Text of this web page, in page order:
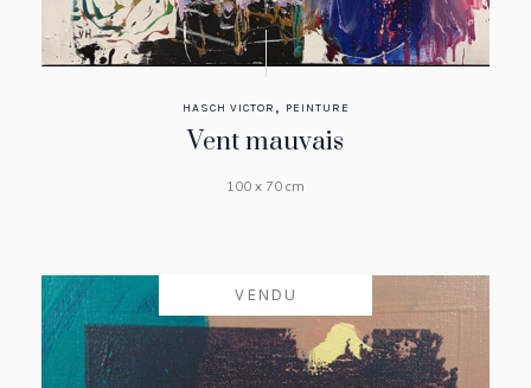
HASCH VICTOR , PEINTURE
Vent mauvais
100 x 70 cm
VENDU